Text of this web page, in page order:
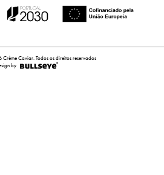
Caviar. Todos os direitos reservados
by